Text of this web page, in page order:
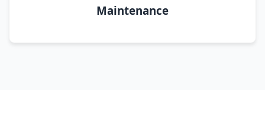
Maintenance